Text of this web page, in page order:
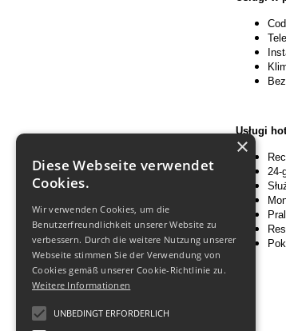
Usługi
24-
×
Diese Webseite verwendet
Cookies.
Wir verwenden Cookies, um die
Benutzerfreundlichkeit unserer Website zu
verbessern. Durch die weitere Nutzung unserer
Webseite stimmen Sie der Verwendung von
Cookies gemäß unserer Cookie-Richtlinie zu.
Weitere Informationen
UNBEDINGT ERFORDERLICH